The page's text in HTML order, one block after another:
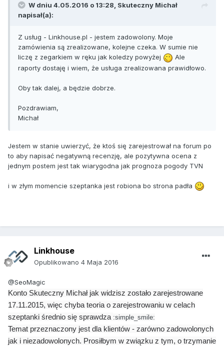
W dniu 4.05.2016 o 13:28, Skuteczny Michał
napisał(a):
Z usług - Linkhouse.pl - jestem zadowolony. Moje
zamówienia są zrealizowane, kolejne czeka. W sumie nie
liczę z zegarkiem w ręku jak koledzy powyżej
Ale
raporty dostaję i wiem, że usługa zrealizowana prawidłowo.
Oby tak dalej, a będzie dobrze.
Pozdrawiam,
Michał
Jestem w stanie uwierzyć, że ktoś się zarejestrował na forum po
to aby napisać negatywną recenzję, ale pozytywna ocena z
jednym postem jest tak wiarygodna jak prognoza pogody TVN
i w złym momencie szeptanka jest robiona bo strona padła
Linkhouse
Opublikowano 4 Maja 2016
@SeoMagic
Konto Skuteczny Michał jak widzisz zostało zarejestrowane
17.11.2015, więc chyba teoria o zarejestrowaniu w celach
szeptanki średnio się sprawdza :simple_smile:
Temat przeznaczony jest dla klientów - zarówno zadowolonych
jak i niezadowolonych. Prosiłbym w związku z tym, o trzymanie